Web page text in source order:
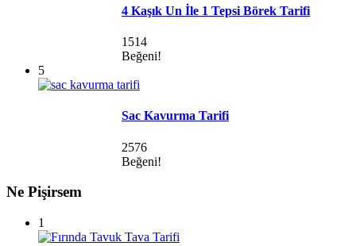
4 Kaşık Un İle 1 Tepsi Börek Tarifi
1514
Beğeni!
5
Sac Kavurma Tarifi
2576
Beğeni!
Ne Pişirsem
1